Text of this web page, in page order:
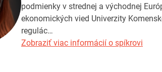
podmienky v strednej a východnej
ekonomických vied Univerzity
regulác…
Zobraziť viac informácií o spíkrovi